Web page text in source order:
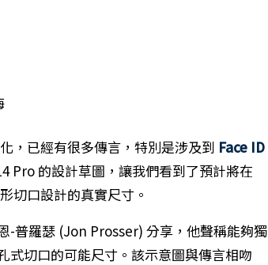
，已經有很多傳言，特別是涉及到 Face ID
Pro 的設計草圖，讓我們看到了預計將在
切口設計的真實尺寸。
-普羅瑟 (Jon Prosser) 分享，他聲稱能夠獨
式切口的可能尺寸。該示意圖與傳言相吻